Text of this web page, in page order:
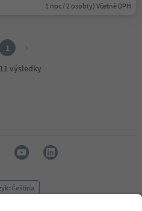
1 noc / 2 osob(y) Včetně DPH
1
výsledky
Čeština